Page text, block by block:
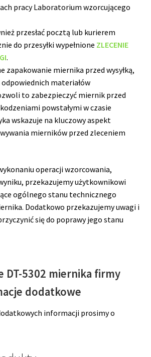
pracy Laboratorium wzorcującego
przesłać pocztą lub kurierem
do przesyłki wypełnione ZLECENIE
.
zapakowanie miernika przed wysyłką,
materiałów
to zabezpieczyć miernik przed
powstałymi w czasie
wskazuje na kluczowy aspekt
mierników przed zleceniem
operacji wzorcowania,
przekazujemy użytkownikowi
ogólnego stanu technicznego
Dodatkowo przekazujemy uwagi i
się do poprawy jego stanu
DT-5302 miernika firmy
dodatkowe
informacji prosimy o